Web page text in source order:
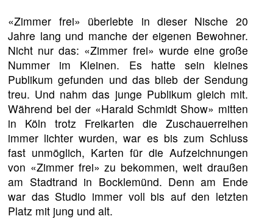
«Zimmer frei» überlebte in dieser Nische 20
Jahre lang und manche der eigenen Bewohner.
Nicht nur das: «Zimmer frei» wurde eine große
Nummer im Kleinen. Es hatte sein kleines
Publikum gefunden und das blieb der Sendung
treu. Und nahm das junge Publikum gleich mit.
Während bei der «Harald Schmidt Show» mitten
in Köln trotz Freikarten die Zuschauerreihen
immer lichter wurden, war es bis zum Schluss
fast unmöglich, Karten für die Aufzeichnungen
von «Zimmer frei» zu bekommen, weit draußen
am Stadtrand in Bocklemünd. Denn am Ende
war das Studio immer voll bis auf den letzten
Platz mit jung und alt.